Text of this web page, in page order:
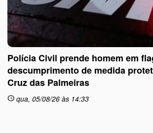
Polícia Civil prende homem em
descumprimento de medida
Cruz das Palmeiras
schedule qua, 05/08/26 às 14:33